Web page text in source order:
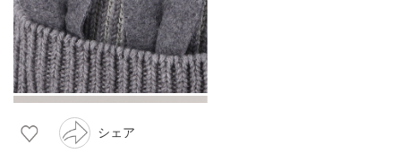
シェア